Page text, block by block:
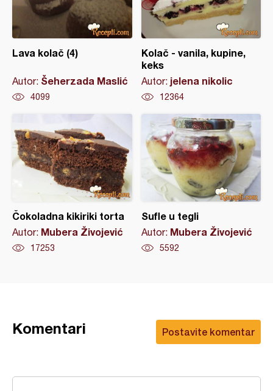
Lava kolač (4)
Autor: Šeherzada Maslić
4099
Kolač - vanila, kupine,
keks
Autor: jelena nikolic
12364
Čokoladna kikiriki torta
Autor: Mubera Živojević
17253
Sufle u tegli
Autor: Mubera Živojević
5592
Postavite komentar
Komentari